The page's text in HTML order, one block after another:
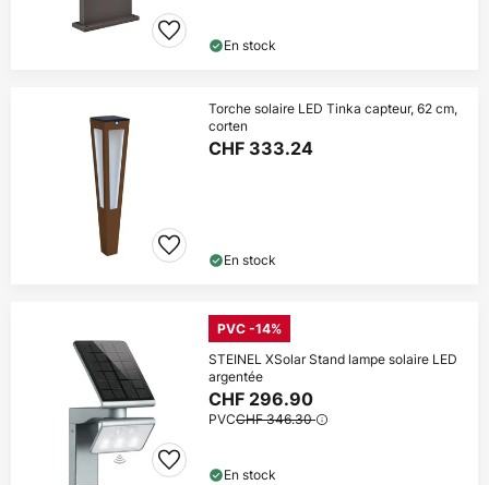
En stock
Torche solaire LED Tinka capteur, 62 cm,
corten
CHF 333.24
En stock
PVC -14%
STEINEL XSolar Stand lampe solaire LED
argentée
CHF 296.90
PVCCHF 346.30
En stock